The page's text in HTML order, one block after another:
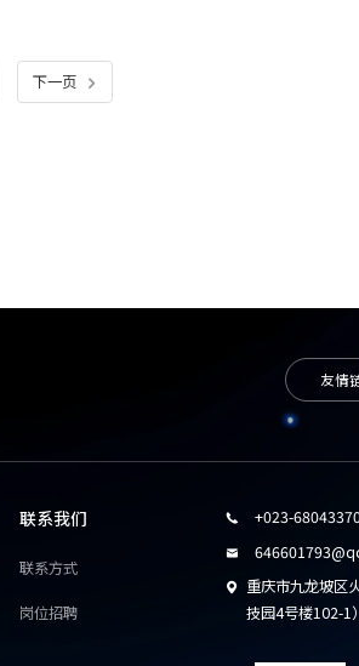
下一页 
友情
联系我们
联系方式
岗位招聘
 +023-


重庆市九龙坡区
技园4号楼102-1）